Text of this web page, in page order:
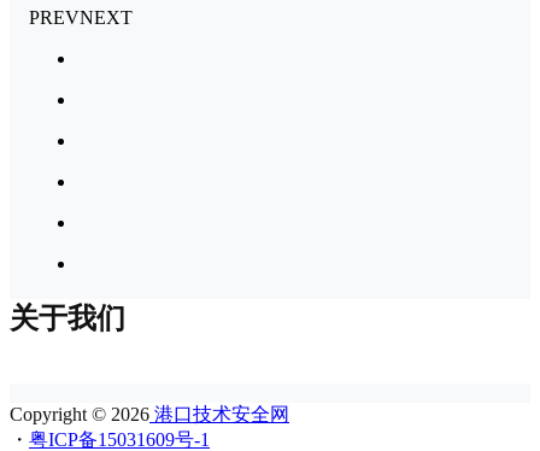
PREVNEXT
关于我们
Copyright © 2026 港口技术安全网
・ 粤ICP备15031609号-1